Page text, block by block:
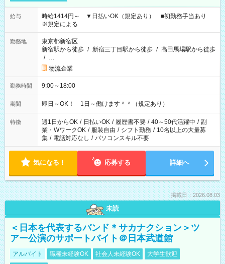
給与
時給1414円～ ▼日払いOK（規定あり） ■初勤務手当あり
※規定による
勤務地
東京都新宿区
新宿駅から徒歩 / 新宿三丁目駅から徒歩 / 高田馬場駅から徒歩
/ …
物流企業
勤務時間 9:00～18:00
期間 即日～OK！ 1日～働けます＾＾（規定あり）
特徴 週1日からOK / 日払いOK / 履歴書不要 / 40～50代活躍中 / 副
業・WワークOK / 服装自由 / シフト勤務 / 10名以上の大量募
集 / 電話対応なし / パソコンスキル不要
気になる！ 応募する 詳細へ
掲載日：2026.08.03
未読
＜日本を代表するバンド＊サカナクション＞ツ
アー公演のサポートバイト＠日本武道館
アルバイト 職種未経験OK 社会人未経験OK
大学生歓迎